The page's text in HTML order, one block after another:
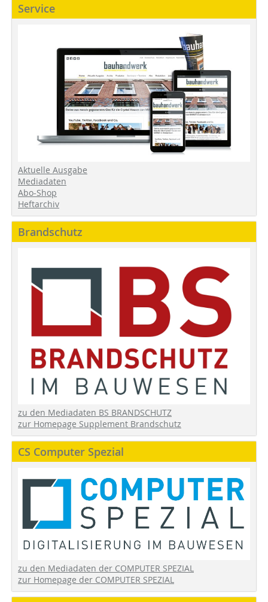
Service
Aktuelle Ausgabe
Mediadaten
Abo-Shop
Heftarchiv
Brandschutz
zu den Mediadaten BS BRANDSCHUTZ
zur Homepage Supplement Brandschutz
CS Computer Spezial
zu den Mediadaten der COMPUTER SPEZIAL
zur Homepage der COMPUTER SPEZIAL